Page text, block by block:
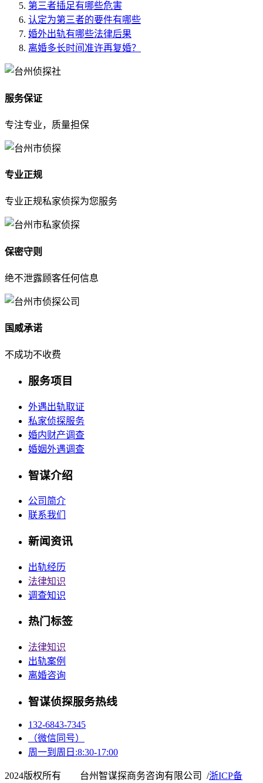
第三者插足有哪些危害
认定为第三者的要件有哪些
婚外出轨有哪些法律后果
离婚多长时间准许再复婚？
服务保证
专注专业，质量担保
专业正规
专业正规私家侦探为您服务
保密守则
绝不泄露顾客任何信息
国威承诺
不成功不收费
服务项目
外遇出轨取证
私家侦探服务
婚内财产调查
婚姻外遇调查
智谋介绍
公司简介
联系我们
新闻资讯
出轨经历
法律知识
调查知识
热门标签
法律知识
出轨案例
离婚咨询
智谋侦探服务热线
132-6843-7345
（微信同号）
周一到周日:8:30-17:00
2024版权所有 台州智谋探商务咨询有限公司 /浙ICP备